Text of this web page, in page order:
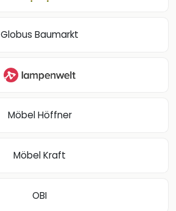
Globus Baumarkt
Möbel Höffner
Möbel Kraft
OBI